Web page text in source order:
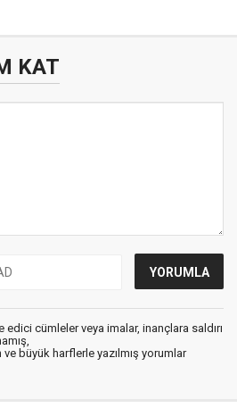
KAT
edici cümleler veya imalar, inançlara saldırı
büyük harflerle yazılmış yorumlar